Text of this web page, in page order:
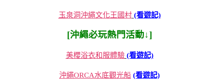
玉泉洞沖繩文化王國村 (看遊記)
[沖繩必玩熱門活動↓]
美櫻浴衣和服體驗 (看遊記)
沖繩ORCA水底觀光船 (看遊記)